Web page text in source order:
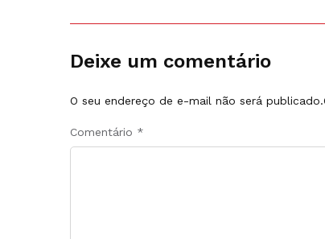
Deixe um comentário
O seu endereço de e-mail não será publicado.
Comentário *